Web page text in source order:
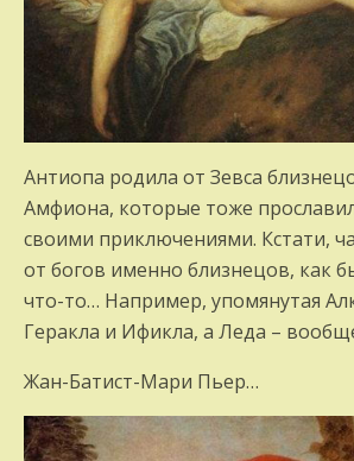
Антиопа родила от Зевса
Амфиона, которые тоже
своими приключениями. Кстати,
от богов именно близнецов, как
что-то… Например, упомянутая
Геракла и Ификла, а Леда –
Жан-Батист-Мари Пьер…